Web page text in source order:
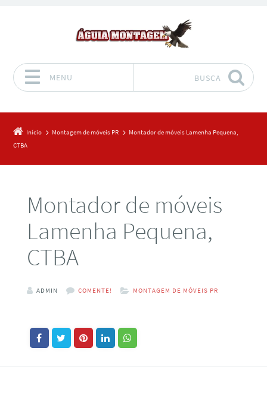
MENU BUSCA
Início Montagem de móveis PR
Montador de móveis Lamenha Pequena,
CTBA
Montador de móveis
Lamenha Pequena,
CTBA
ADMIN COMENTE! MONTAGEM DE MÓVEIS PR